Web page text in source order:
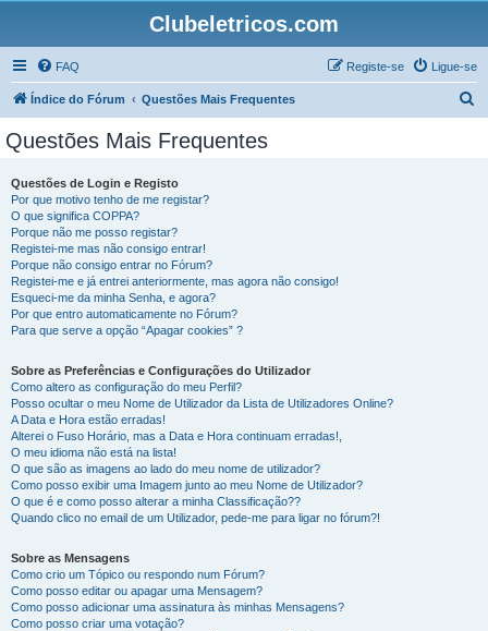
Clubeletricos.com
FAQ Ligue-se
Registe-se
Índice do Fórum Questões Mais Frequentes
Questões Mais Frequentes
Questões de Login e Registo
Por que motivo tenho de me registar?
O que significa COPPA?
Porque não me posso registar?
Registei-me mas não consigo entrar!
Porque não consigo entrar no Fórum?
Registei-me e já entrei anteriormente, mas agora não consigo!
Esqueci-me da minha Senha, e agora?
Por que entro automaticamente no Fórum?
Para que serve a opção “Apagar cookies” ?
Sobre as Preferências e Configurações do Utilizador
Como altero as configuração do meu Perfil?
Posso ocultar o meu Nome de Utilizador da Lista de Utilizadores Online?
A Data e Hora estão erradas!
Alterei o Fuso Horário, mas a Data e Hora continuam erradas!,
O meu idioma não está na lista!
O que são as imagens ao lado do meu nome de utilizador?
Como posso exibir uma Imagem junto ao meu Nome de Utilizador?
O que é e como posso alterar a minha Classificação??
Quando clico no email de um Utilizador, pede-me para ligar no fórum?!
Sobre as Mensagens
Como crio um Tópico ou respondo num Fórum?
Como posso editar ou apagar uma Mensagem?
Como posso adicionar uma assinatura às minhas Mensagens?
Como posso criar uma votação?